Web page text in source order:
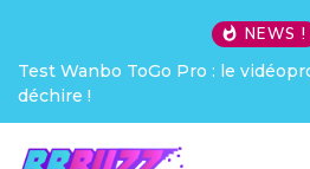
NEWS !
nomade qui
Creative